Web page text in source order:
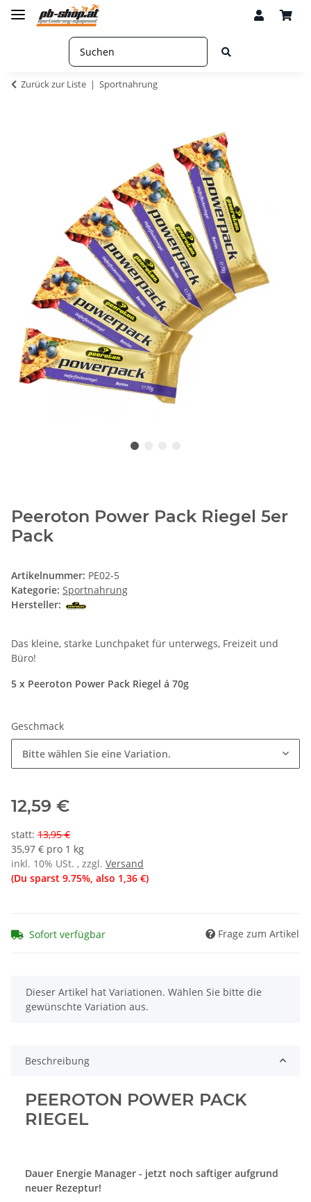
Zurück zur Liste Sportnahrung
Peeroton Power Pack Riegel 5er
Pack
Artikelnummer: PE02-5
Kategorie: Sportnahrung
Hersteller:
Das kleine, starke Lunchpaket für unterwegs, Freizeit und
Büro!
5 x Peeroton Power Pack Riegel á 70g
Geschmack
Bitte wählen Sie eine Variation.
12,59 €
statt: 13,95 €
35,97 € pro 1 kg
inkl. 10% USt. , zzgl. Versand
(Du sparst 9.75%, also 1,36 €)
Sofort verfügbar Frage zum Artikel
x
Dieser Artikel hat Variationen. Wählen Sie bitte die
gewünschte Variation aus.
Beschreibung
PEEROTON POWER PACK
RIEGEL
Dauer Energie Manager - jetzt noch saftiger aufgrund
neuer Rezeptur!